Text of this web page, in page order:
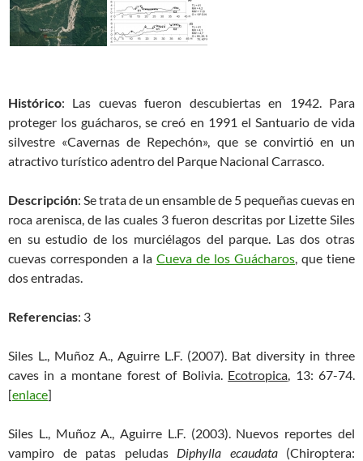
Histórico: Las cuevas fueron descubiertas en 1942. Para
proteger los guácharos, se creó en 1991 el Santuario de vida
silvestre «Cavernas de Repechón», que se convirtió en un
atractivo turístico adentro del Parque Nacional Carrasco.
Descripción: Se trata de un ensamble de 5 pequeñas cuevas en
roca arenisca, de las cuales 3 fueron descritas por Lizette Siles
en su estudio de los murciélagos del parque. Las dos otras
cuevas corresponden a la Cueva de los Guácharos, que tiene
dos entradas.
Referencias: 3
Siles L., Muñoz A., Aguirre L.F. (2007). Bat diversity in three
caves in a montane forest of Bolivia. Ecotropica, 13: 67-74.
[enlace]
Siles L., Muñoz A., Aguirre L.F. (2003). Nuevos reportes del
vampiro de patas peludas Diphylla ecaudata(Chiroptera: